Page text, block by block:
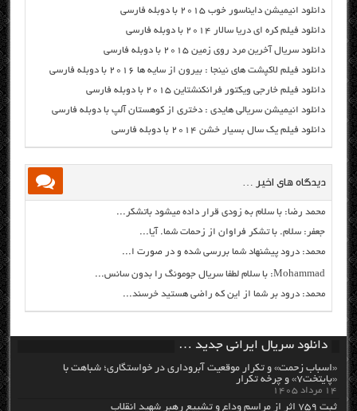
دانلود انیمیشن دایناسور خوب ۲۰۱۵ با دوبله فارسی
دانلود فیلم کره ای دریا سالار ۲۰۱۴ با دوبله فارسی
دانلود سریال آخرین مرد روی زمین ۲۰۱۵ با دوبله فارسی
دانلود فیلم لاکپشت های نینجا : بیرون از سایه ها ۲۰۱۶ با دوبله فارسی
دانلود فیلم خارجی ویکتور فرانکنشتاین ۲۰۱۵ با دوبله فارسی
دانلود انیمیشن سریالی هایدی : دختری از کوهستان آلپ با دوبله فارسی
دانلود فیلم یک سال بسیار خشن ۲۰۱۴ با دوبله فارسی
دیدگاه های اخیر …
محمد رضا: با سلام به زودی قرار داده میشود باتشکر...
جعفر: سلام. با تشکر فراوان از زحمات شما. آیا...
محمد: درود پیشنهاد شما بررسی شده و در صورت ا...
Mohammad: با سلام لطفا سریال جومونگ را بدون سانس...
محمد: درود بر شما از این که راضی هستید خرسند...
دانلود سریال ایرانی جدید …
«اسباب زحمت» و تکرار موقعیت آبروداری در خواستگاری؛ شباهت با
«پایتخت۷» و چرخه تکرار
۱۴ مرداد ۱۴۰۵
ثبت ۷۵۹ اثر از مراسم وداع و تشییع رهبر شهید انقلاب